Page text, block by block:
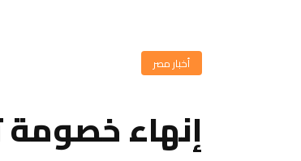
أخبار مصر
إنهاء خصومة